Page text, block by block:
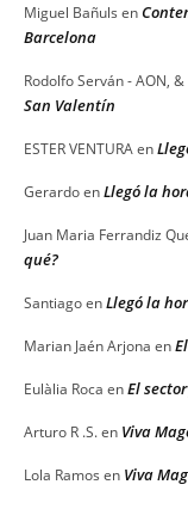
Miguel Bañuls en
Barcelona
Rodolfo Serván - AON,
San Valentín
ESTER VENTURAen
GerardoenLlegó la
Juan Maria Ferrandiz
qué?
SantiagoenLlegó la
Marian Jaén Arjona en
Eulàlia Roca enEl
Arturo R .S.en Viva
Lola Ramos en Viva